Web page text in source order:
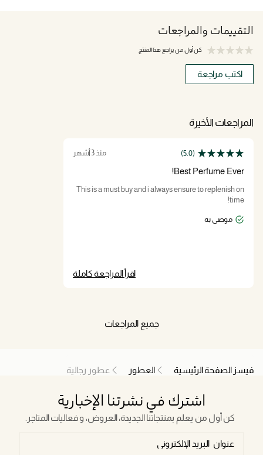
التقييمات والمراجعات
كن أول من يراجع هذا المنتج
اكتب مراجعة
المراجعات الأخيرة
(5.0) منذ 3 أشهر
Best Perfume Ever!
This is a must buy and i always ensure to replenish on
time!
موصى به
اقرأ المراجعة كاملة
جميع المراجعات
فيسز الصفحة الرئيسية العطور عطور رجالية
اشترك في نشرتنا الإخبارية
كن أول من يعلم بمنتجاتنا الجديدة، العروض، و فعاليات المتاجر.